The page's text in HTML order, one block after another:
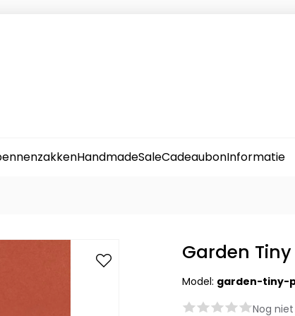
HandmadeSaleCadeaubonInformatie
Garden Tiny
Model: garden-tiny-
Nog